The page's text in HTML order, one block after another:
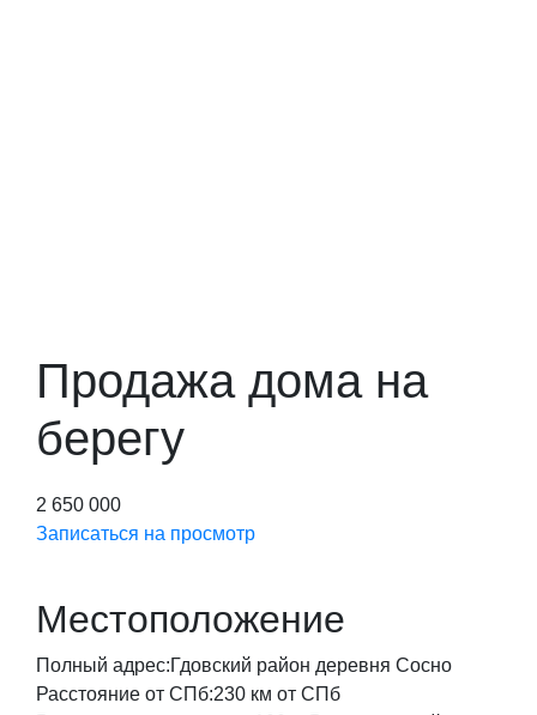
Продажа дома на
берегу
2 650 000
Записаться на просмотр
Местоположение
Полный адрес:Гдовский район деревня Сосно
Расстояние от СПб:230 км от СПб